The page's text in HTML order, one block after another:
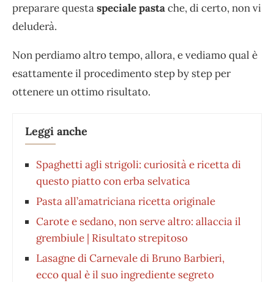
preparare questaspeciale pastache, di certo, non vi
deluderà.
Non perdiamo altro tempo, allora, e vediamo qual è
esattamente il procedimento step by step per
ottenere un ottimo risultato.
Leggi anche
Spaghetti agli strigoli: curiosità e ricetta di
questo piatto con erba selvatica
Pasta all’amatriciana ricetta originale
Carote e sedano, non serve altro: allaccia il
grembiule | Risultato strepitoso
Lasagne di Carnevale di Bruno Barbieri,
ecco qual è il suo ingrediente segreto